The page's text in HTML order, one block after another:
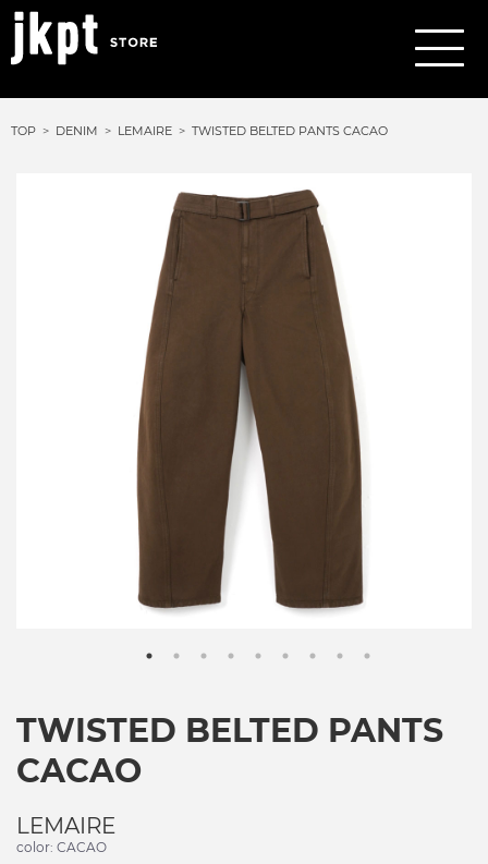
TOP DENIM LEMAIRE TWISTED BELTED PANTS CACAO
TWISTED BELTED PANTS
CACAO
LEMAIRE
color: CACAO